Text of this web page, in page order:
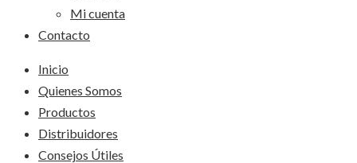
Mi cuenta
Contacto
Inicio
Quienes Somos
Productos
Distribuidores
Consejos Útiles